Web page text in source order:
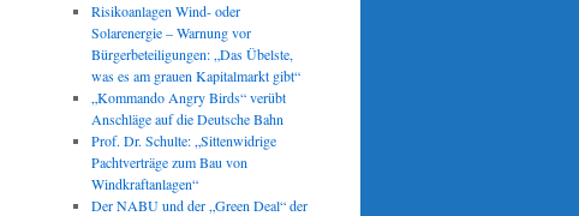
Risikoanlagen Wind- oder
Solarenergie – Warnung vor
Bürgerbeteiligungen: „Das Übelste,
was es am grauen Kapitalmarkt gibt“
„Kommando Angry Birds“ verübt
Anschläge auf die Deutsche Bahn
Prof. Dr. Schulte: „Sittenwidrige
Pachtverträge zum Bau von
Windkraftanlagen“
Der NABU und der „Green Deal“ der